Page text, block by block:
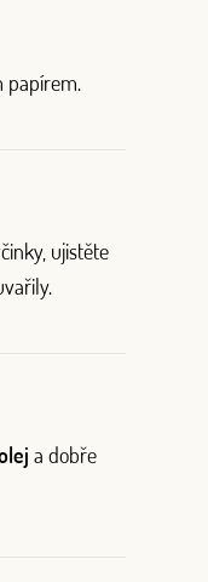
papírem.
ujistěte
a dobře